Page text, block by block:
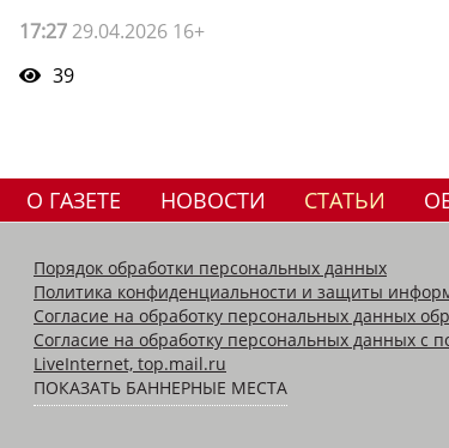
17:27 29.04.2026 16+
39
О ГАЗЕТЕ НОВОСТИ СТАТЬИ
Порядок обработки персональных данных
Политика конфиденциальности и защиты
Согласие на обработку персональных данных
Согласие на обработку персональных данных с
LiveInternet, top.mail.ru
ПОКАЗАТЬ БАННЕРНЫЕ МЕСТА